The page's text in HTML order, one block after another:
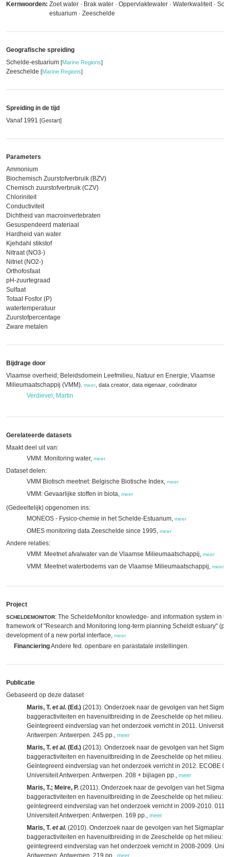
Kernwoorden: Zoet water · Brak water · Oppervlaktewater · Waterkwaliteit ·
estuarium · Zeeschelde
Geografische spreiding
Schelde-estuarium [Marine Regions]
Zeeschelde [Marine Regions]
Spreiding in de tijd
Vanaf 1991 [Gestart]
Parameters
Ammonium
Biochemisch Zuurstofverbruik (BZV)
Chemisch zuurstofverbruik (CZV)
Chloriniteit
Conductiviteit
Dichtheid van macroinvertebraten
Gesuspendeerd materiaal
Hardheid van water
Kjehdahl stikstof
Nitraat (NO3-)
Nitriet (NO2-)
Orthofosfaat
pH-zuurtegraad
Sulfaat
Totaal Fosfor (P)
watertemperatuur
Zuurstofpercentage
Zware metalen
Bijdrage door
Vlaamse overheid; Beleidsdomein Leefmilieu, Natuur en Energie; Vlaamse
Milieumaatschappij (VMM) meer, data creator, data eigenaar, coördinator
Verdievel, Martin
Gerelateerde datasets
Maakt deel uit van:
VMM: Monitoring water, meer
Dataset delen:
VMM Biotisch meetnet: Belgische Biotische Index, meer
VMM: Gevaarlijke stoffen in biota, meer
(Gedeeltelijk) opgenomen ins:
MONEOS - Fysico-chemie in het Schelde-Estuarium, meer
OMES monitoring data Zeeschelde since 1995, meer
Andere relaties:
VMM: Meetnet afvalwater van de Vlaamse Milieumaatschappij, meer
VMM: Meetnet waterbodems van de Vlaamse Milieumaatschappij, meer
Project
SCHELDEMONITOR: The ScheldeMonitor knowledge- and information system in
framework of "Research and Monitoring long-term planning Scheldt estuary"
development of a new portal interface, meer
FinancieringAndere fed. openbare en parastatale instellingen.
Publicatie
Gebaseerd op deze dataset
Maris, T. et al. (Ed.) (2013). Onderzoek naar de gevolgen van het
baggeractiviteiten en havenuitbreiding in de Zeeschelde op het milieu.
Geïntegreerd eindverslag van het onderzoek verricht in 2011. Universiteit
Antwerpen: Antwerpen. 245 pp. meer
Maris, T. et al. (Ed.) (2013). Onderzoek naar de gevolgen van het
baggeractiviteiten en havenuitbreiding in de Zeeschelde op het milieu.
Geïntegreerd eindverslag van het onderzoek verricht in 2012. ECOBE
Universiteit Antwerpen: Antwerpen. 208 + bijlagen pp. meer
Maris, T.; Meire, P. (2011). Onderzoek naar de gevolgen van het
baggeractiviteiten en havenuitbreiding in de Zeeschelde op het milieu:
geïntegreerd eindverslag van het onderzoek verricht in 2009-2010. 011-
Universiteit Antwerpen: Antwerpen. 169 pp. meer
Maris, T. et al. (2010). Onderzoek naar de gevolgen van het Sigmaplan,
baggeractiviteiten en havenuitbreiding in de Zeeschelde op het milieu:
geïntegreerd eindverslag van het onderzoek verricht in 2008-2009.
Antwerpen: Antwerpen. 219 pp.
meer